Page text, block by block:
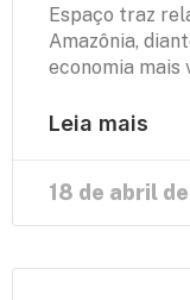
Espaço traz
Amazônia,
economia mais
Leia mais
18 de abril de